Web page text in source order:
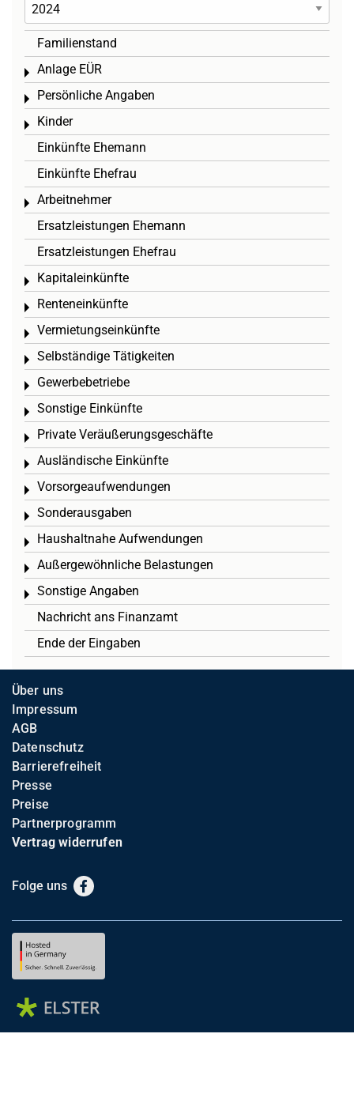
Familienstand
Anlage EÜR
Toggle menu
Persönliche Angaben
Toggle menu
Kinder
Toggle menu
Einkünfte Ehemann
Einkünfte Ehefrau
Arbeitnehmer
Toggle menu
Ersatzleistungen Ehemann
Ersatzleistungen Ehefrau
Kapitaleinkünfte
Toggle menu
Renteneinkünfte
Toggle menu
Vermietungseinkünfte
Toggle menu
Selbständige Tätigkeiten
Toggle menu
Gewerbebetriebe
Toggle menu
Sonstige Einkünfte
Toggle menu
Private Veräußerungsgeschäfte
Toggle menu
Ausländische Einkünfte
Toggle menu
Vorsorgeaufwendungen
Toggle menu
Sonderausgaben
Toggle menu
Haushaltnahe Aufwendungen
Toggle menu
Außergewöhnliche Belastungen
Toggle menu
Sonstige Angaben
Toggle menu
Nachricht ans Finanzamt
Ende der Eingaben
Über uns
Impressum
AGB
Datenschutz
Barrierefreiheit
Presse
Preise
Partnerprogramm
Vertrag widerrufen
Folge uns Facebook